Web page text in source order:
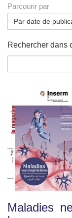
Parcourir par
Par date de
Rechercher dans
Maladies